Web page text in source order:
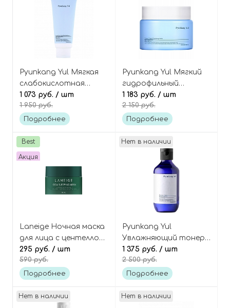
Pyunkang Yul Мягкая
слабокислотная
пенка для умывания
Low pH Pore Deep
Cleansing Foam
1 073 руб. / шт
1 950 руб.
Подробнее
Pyunkang Yul Мягкий
гидрофильный
бальзам-щербет для
демакияжа Deep Clear
Cleansing Balm
1 183 руб. / шт
2 150 руб.
Подробнее
Best
Акция
Laneige Ночная маска
для лица с центеллой
мини Cica sleeping
mask
295 руб. / шт
590 руб.
Подробнее
Нет в наличии
Pyunkang Yul
Увлажняющий тонер-
эссенция с корнем
астрагала Essence
Toner
1 375 руб. / шт
2 500 руб.
Подробнее
Нет в наличии Нет в наличии